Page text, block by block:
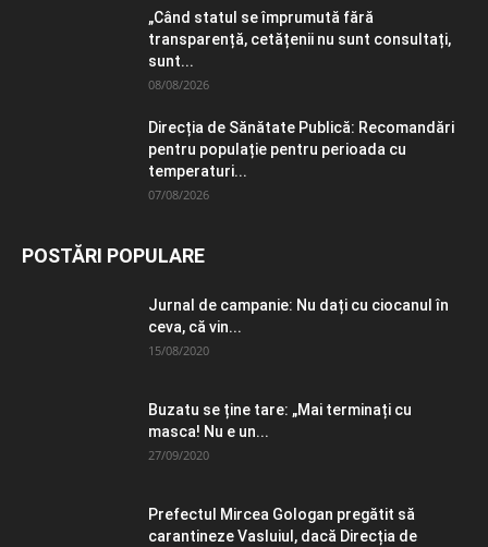
„Când statul se împrumută fără
transparență, cetățenii nu sunt consultați,
sunt...
08/08/2026
Direcția de Sănătate Publică: Recomandări
pentru populație pentru perioada cu
temperaturi...
07/08/2026
POSTĂRI POPULARE
Jurnal de campanie: Nu dați cu ciocanul în
ceva, că vin...
15/08/2020
Buzatu se ține tare: „Mai terminați cu
masca! Nu e un...
27/09/2020
Prefectul Mircea Gologan pregătit să
carantineze Vasluiul, dacă Direcția de